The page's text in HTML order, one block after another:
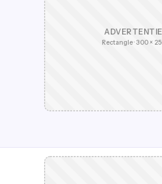
ADVERTENTIE
Rectangle · 300 ×